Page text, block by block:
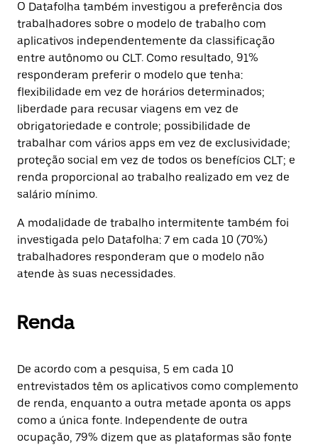
O Datafolha também investigou a preferência dos
trabalhadores sobre o modelo de trabalho com
aplicativos independentemente da classificação
entre autônomo ou CLT. Como resultado, 91%
responderam preferir o modelo que tenha:
flexibilidade em vez de horários determinados;
liberdade para recusar viagens em vez de
obrigatoriedade e controle; possibilidade de
trabalhar com vários apps em vez de exclusividade;
proteção social em vez de todos os benefícios CLT; e
renda proporcional ao trabalho realizado em vez de
salário mínimo.
A modalidade de trabalho intermitente também foi
investigada pelo Datafolha: 7 em cada 10 (70%)
trabalhadores responderam que o modelo não
atende às suas necessidades.
Renda
De acordo com a pesquisa, 5 em cada 10
entrevistados têm os aplicativos como complemento
de renda, enquanto a outra metade aponta os apps
como a única fonte. Independente de outra
ocupação, 79% dizem que as plataformas são fonte